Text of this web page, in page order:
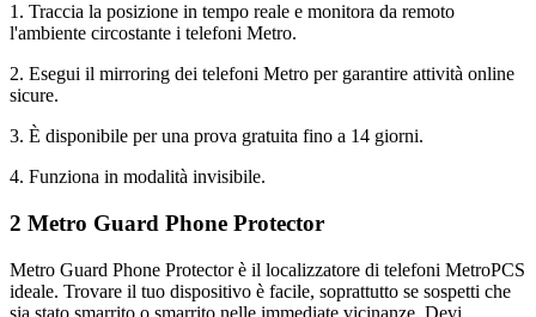
1. Traccia la posizione in tempo reale e monitora da remoto
l'ambiente circostante i telefoni Metro.
2. Esegui il mirroring dei telefoni Metro per garantire attività online
sicure.
3. È disponibile per una prova gratuita fino a 14 giorni.
4. Funziona in modalità invisibile.
2 Metro Guard Phone Protector
Metro Guard Phone Protector è il localizzatore di telefoni MetroPCS
ideale. Trovare il tuo dispositivo è facile, soprattutto se sospetti che
sia stato smarrito o smarrito nelle immediate vicinanze. Devi